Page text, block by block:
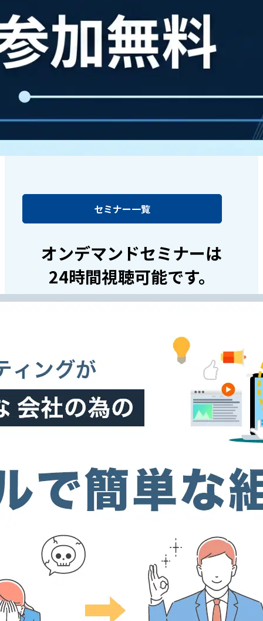
セミナー一覧
オンデマンドセミナーは
24時間視聴可能です。